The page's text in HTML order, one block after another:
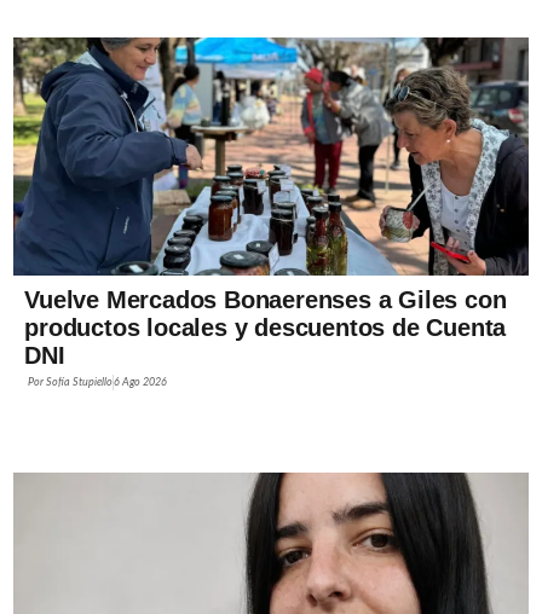
Vuelve Mercados Bonaerenses a Giles con
productos locales y descuentos de Cuenta
DNI
PorSofía Stupiello6 Ago 2026